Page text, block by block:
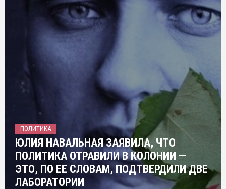
ПОЛИТИКА
ЮЛИЯ НАВАЛЬНАЯ ЗАЯВИЛА, ЧТО
ПОЛИТИКА ОТРАВИЛИ В КОЛОНИИ —
ЭТО, ПО ЕЕ СЛОВАМ, ПОДТВЕРДИЛИ ДВЕ
ЛАБОРАТОРИИ